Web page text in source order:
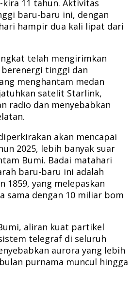
11 tahun. Aktivitas
baru-baru ini, dengan
hampir dua kali lipat dari
telah mengirimkan
tinggi dan
menghantam medan
satelit Starlink,
radio dan menyebabkan
akan mencapai
2025, lebih banyak suar
Bumi. Badai matahari
baru-baru ini adalah
1859, yang melepaskan
sama dengan 10 miliar bom
aliran kuat partikel
telegraf di seluruh
aurora yang lebih
purnama muncul hingga